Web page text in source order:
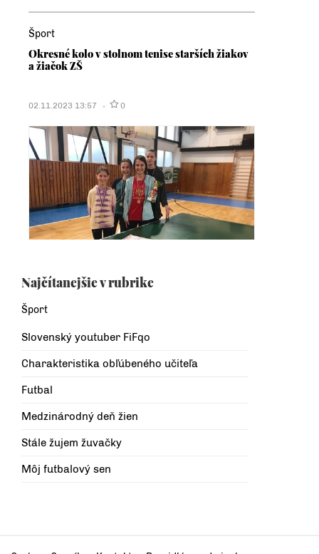
Šport
Okresné kolo v stolnom tenise starších žiakov
a žiačok ZŠ
02.11.2023 13:57 0
Najčítanejšie v rubrike
Šport
Slovenský youtuber FiFqo
Charakteristika obľúbeného učiteľa
Futbal
Medzinárodný deň žien
Stále žujem žuvačky
Môj futbalový sen